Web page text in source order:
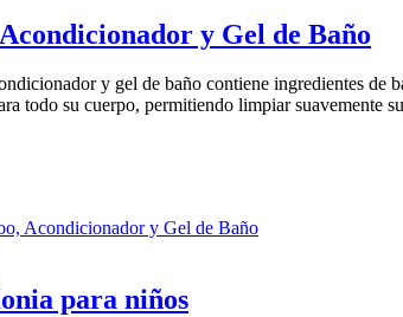
y Gel de Baño
y gel de baño contiene ingredientes
todo su cuerpo, permitiendo limpiar suavemente
Acondicionador y Gel de Baño
para niños